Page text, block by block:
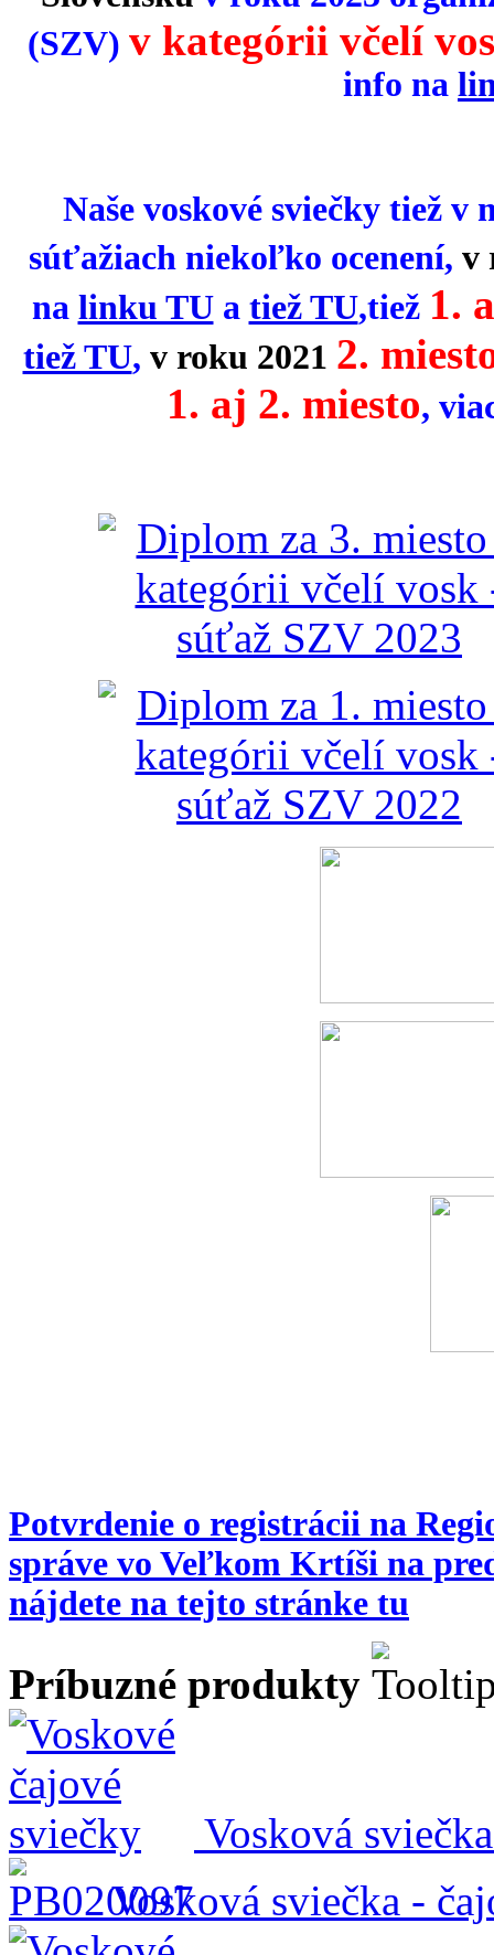
(SZV) v kategórii včelí
info na
Naše voskové sviečky tiež
súťažiach niekoľko ocenení, v
na linku TUa tiež TU,tiež 1.
tiež TU, v roku 2021 2.
1. aj 2. miesto,
Potvrdenie o registrácii na
správe vo Veľkom Krtíši na
nájdete na tejto stránke tu
Príbuzné produkty
Vosková
Vosková sviečka -